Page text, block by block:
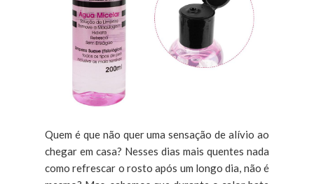
Quem é que não quer uma sensação de alívio ao
chegar em casa? Nesses dias mais quentes nada
como refrescar o rosto após um longo dia, não é